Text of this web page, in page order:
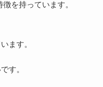
を持っています。
ます。
す。